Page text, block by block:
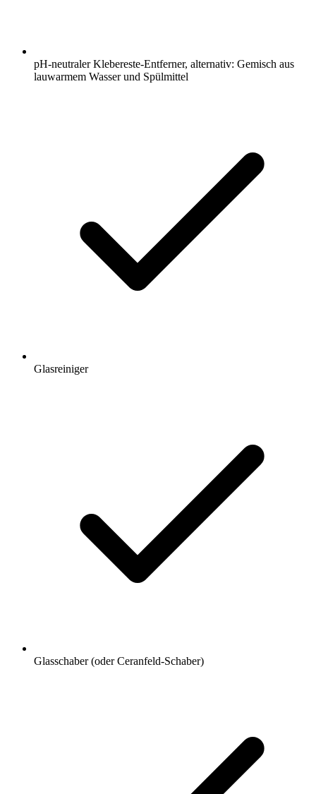
pH-neutraler Klebereste-Entferner, alternativ: Gemisch aus
lauwarmem Wasser und Spülmittel
Glasreiniger
Glasschaber (oder Ceranfeld-Schaber)